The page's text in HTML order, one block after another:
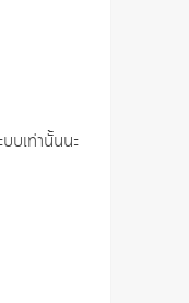
บเท่านั้นนะ